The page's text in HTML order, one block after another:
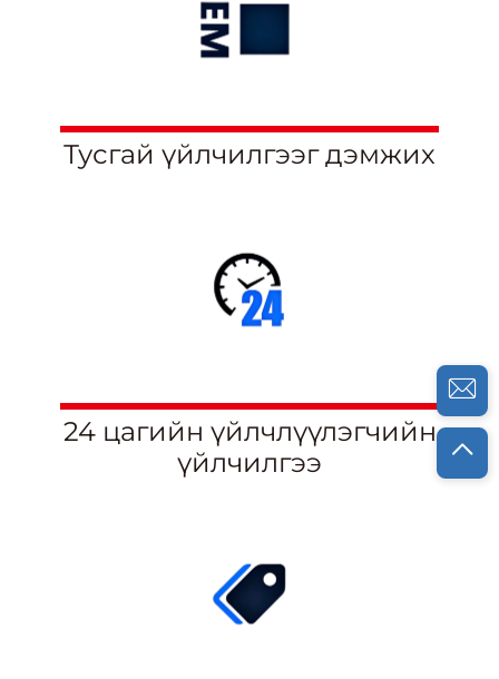
Тусгай үйлчилгээг дэмжих
24 цагийн үйлчлүүлэгчийн
үйлчилгээ